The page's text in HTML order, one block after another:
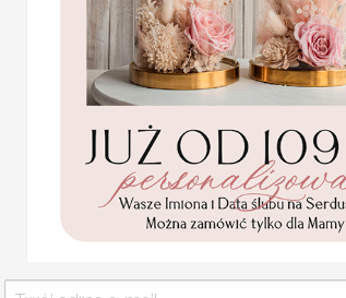
Dodatki
do
numery
Pięknie
Jest to